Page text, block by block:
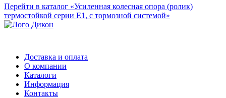
Перейти в каталог «Усиленная колесная опора (ролик)
термостойкой серии Е1, с тормозной системой»
Доставка и оплата
О компании
Каталоги
Информация
Контакты